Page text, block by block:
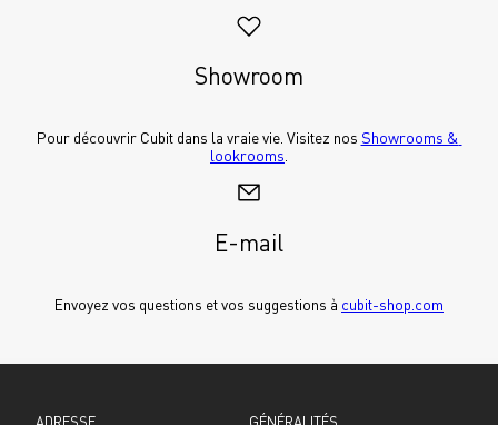
Showroom
Pour découvrir Cubit dans la vraie vie. Visitez nos Showrooms &
lookrooms
E-mail
Envoyez vos questions et vos suggestions à cubit-shop.com
ADRESSE GÉNÉRALITÉS